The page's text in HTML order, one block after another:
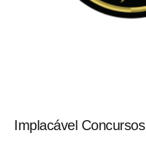
Implacável Concursos